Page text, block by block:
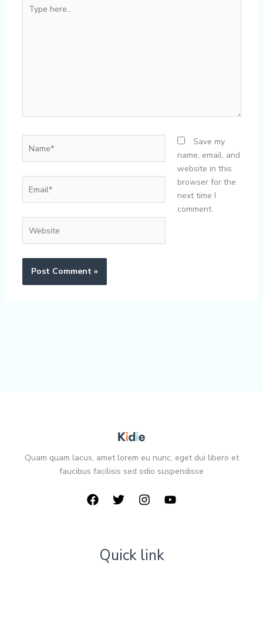
here..
Save my
name, email, and
website in this
browser for the
next time I
comment.
Quam quam lacus, amet lorem eu nunc, eget dui libero et
faucibus facilisis sed odio suspendisse
Quick link